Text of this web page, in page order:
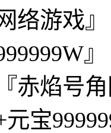
络游戏
赤焰号
宝